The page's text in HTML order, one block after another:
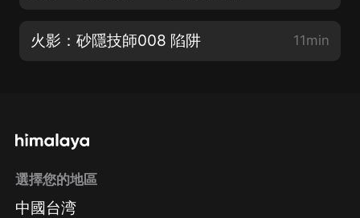
火影：砂隱技師008 陷阱 11min
選擇您的地區
中國台湾